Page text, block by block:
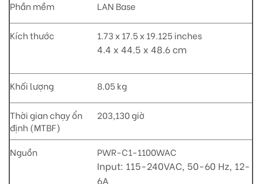
Phần mềm LAN Base
Kích thước 1.73 x 17.5 x 19.125 inches
4.4 x 44.5 x 48.6 cm
Khối lượng 8.05 kg
Thời gian chạy ổn
định (MTBF)
203,130 giờ
Nguồn PWR-C1-1100WAC
Input: 115-240VAC, 50-60 Hz, 12-
6A